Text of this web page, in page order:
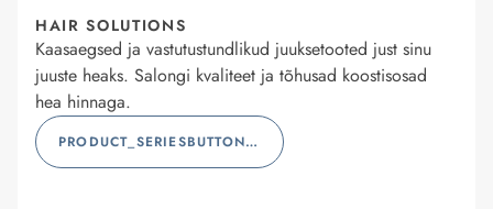
HAIR SOLUTIONS
Kaasaegsed ja vastutustundlikud juuksetooted just sinu
juuste heaks. Salongi kvaliteet ja tõhusad koostisosad
hea hinnaga.
PRODUCT_SERIESBUTTONLABEL